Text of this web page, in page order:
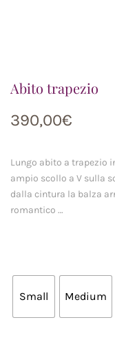
Abito trapezio
390,00€
Lungo abito a trapezio
ampio scollo a V sulla
dalla cintura la balza
romantico …
Small Medium